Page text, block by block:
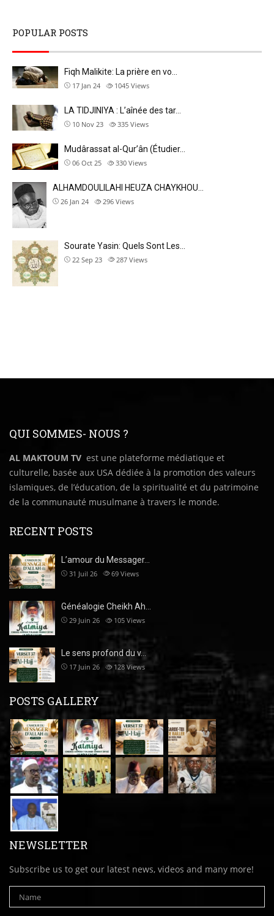
POPULAR POSTS
Fiqh Malikite: La prière en vo…
17 Jan 24 1045 Views
LA TIDJINIYA : L’aînée des tar…
10 Nov 23 335 Views
Mudârassat al-Qurʼân (Étudier…
06 Oct 25 330 Views
ALHAMDOULILAHI HEUZA CHAYKHOU…
26 Jan 24 296 Views
Sourate Yasin: Quels Sont Les…
22 Sep 23 287 Views
QUI SOMMES- NOUS ?
AL MAKTOUM TV est une plateforme médiatique et
culturelle, basée aux USA dédiée à la promotion des valeurs
islamiques, de l’éducation, de la spiritualité et du patrimoine
de la communauté musulmane à travers le monde.
RECENT POSTS
L’amour du Messager…
31 Juil 26 69 Views
Généalogie Cheikh Ah…
29 Juin 26 105 Views
Le sens profond du v…
17 Juin 26 128 Views
POSTS GALLERY
NEWSLETTER
Subscribe us to get our latest news, videos and many more!